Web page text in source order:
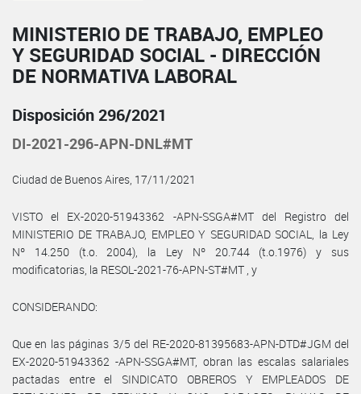
MINISTERIO DE TRABAJO, EMPLEO
Y SEGURIDAD SOCIAL - DIRECCIÓN
DE NORMATIVA LABORAL
Disposición 296/2021
DI-2021-296-APN-DNL#MT
Ciudad de Buenos Aires, 17/11/2021
VISTO el EX-2020-51943362 -APN-SSGA#MT del Registro del
MINISTERIO DE TRABAJO, EMPLEO Y SEGURIDAD SOCIAL, la Ley
Nº 14.250 (t.o. 2004), la Ley Nº 20.744 (t.o.1976) y sus
modificatorias, la RESOL-2021-76-APN-ST#MT , y
CONSIDERANDO:
Que en las páginas 3/5 del RE-2020-81395683-APN-DTD#JGM del
EX-2020-51943362 -APN-SSGA#MT, obran las escalas salariales
pactadas entre el SINDICATO OBREROS Y EMPLEADOS DE